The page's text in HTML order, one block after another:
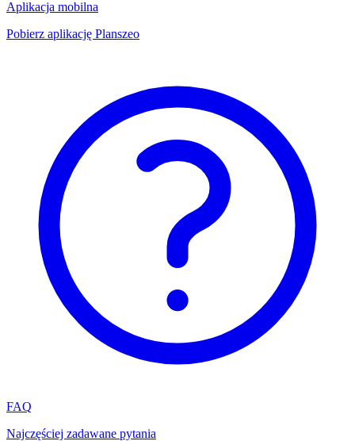
Aplikacja mobilna
Pobierz aplikację Planszeo
FAQ
Najczęściej zadawane pytania